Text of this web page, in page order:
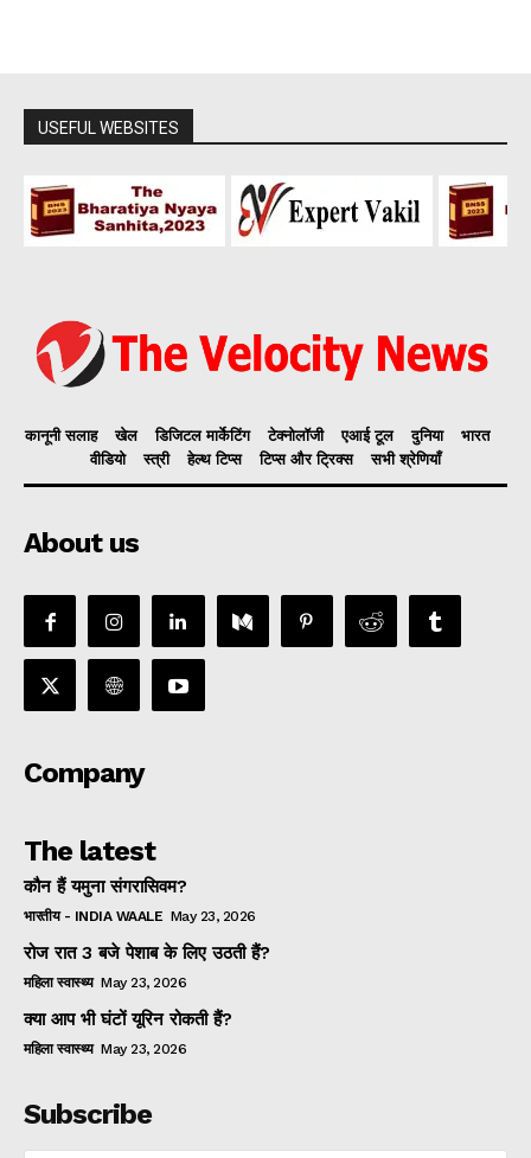
USEFUL WEBSITES
कानूनी सलाह खेल डिजिटल मार्केटिंग टेक्नोलॉजी एआई टूल दुनिया
भारत
वीडियो
स्त्री हेल्थ टिप्स टिप्स और ट्रिक्स सभी श्रेणियाँ
About us
Company
The latest
कौन हैं यमुना संगरासिवम?
भारतीय - INDIA WAALE May 23, 2026
रोज रात 3 बजे पेशाब के लिए उठती हैं?
महिला स्वास्थ्य May 23, 2026
क्या आप भी घंटों यूरिन रोकती हैं?
महिला स्वास्थ्य May 23, 2026
Subscribe